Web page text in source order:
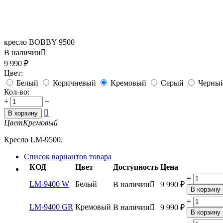
кресло BOBBY 9500
В наличии
9 990 ₽
Цвет:
Белый
Коричневый Кремовый Серый
Кол-во:
+
−
В корзину

ЦветКремовый
Кресло LM-9500.
Список вариантов товара
КОД
Цвет Доступность Цена
LM-9400 W
Белый В наличии 9 990 ₽
+
В корзину
LM-9400 GR Кремовый В наличии 9 990 ₽
+
В корзину